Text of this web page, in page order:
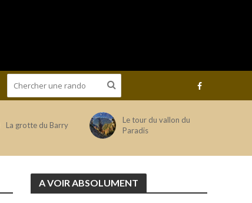
La grotte du Barry
Le tour du vallon du
Paradis
A VOIR ABSOLUMENT